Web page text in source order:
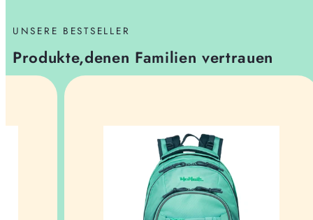
UNSERE BESTSELLER
Produkte,denen Familien vertrauen